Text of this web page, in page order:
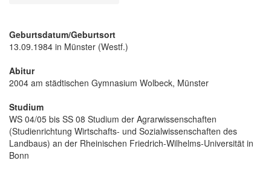
Geburtsdatum/Geburtsort
13.09.1984 in Münster (Westf.)
Abitur
2004 am städtischen Gymnasium Wolbeck, Münster
Studium
WS 04/05 bis SS 08 Studium der Agrarwissenschaften
(Studienrichtung Wirtschafts- und Sozialwissenschaften des
Landbaus) an der Rheinischen Friedrich-Wilhelms-Universität in
Bonn